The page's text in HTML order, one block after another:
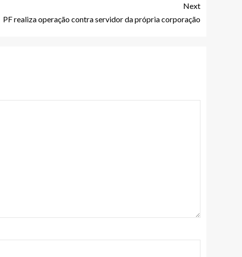
Next
PF realiza operação contra servidor da própria corporação